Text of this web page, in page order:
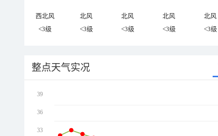
西北风 北风 北风 北风
北风
<3级
<3级 <3级 <3级 <3级
整点天气实况
39
36
33